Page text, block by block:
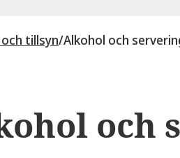
tillsyn/Alkohol och
och